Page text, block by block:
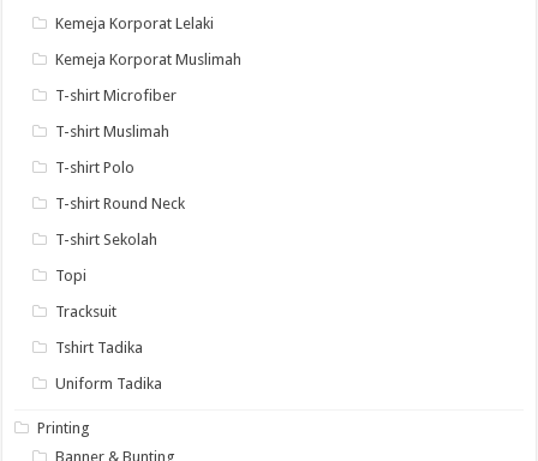
Kemeja Korporat Lelaki
Kemeja Korporat Muslimah
T-shirt Microfiber
T-shirt Muslimah
T-shirt Polo
T-shirt Round Neck
T-shirt Sekolah
Topi
Tracksuit
Tshirt Tadika
Uniform Tadika
Printing
Banner & Bunting